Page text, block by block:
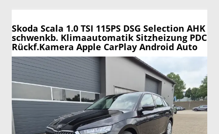
Skoda Scala 1.0 TSI 115PS DSG Selection AHK
schwenkb. Klimaautomatik Sitzheizung PDC
Rückf.Kamera Apple CarPlay Android Auto